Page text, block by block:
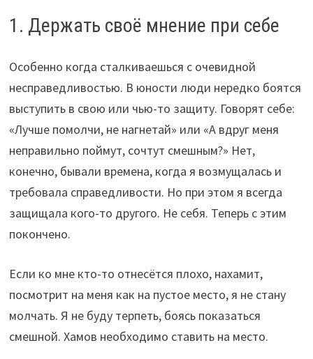
1. Держать своё мнение при себе
Особенно когда сталкиваешься с очевидной
несправедливостью. В юности люди нередко боятся
выступить в свою или чью-то защиту. Говорят себе:
«Лучше помолчи, не нагнетай» или «А вдруг меня
неправильно поймут, сочтут смешным?» Нет,
конечно, бывали времена, когда я возмущалась и
требовала справедливости. Но при этом я всегда
защищала кого-то другого. Не себя. Теперь с этим
покончено.
Если ко мне кто-то отнесётся плохо, нахамит,
посмотрит на меня как на пустое место, я не стану
молчать. Я не буду терпеть, боясь показаться
смешной. Хамов необходимо ставить на место.